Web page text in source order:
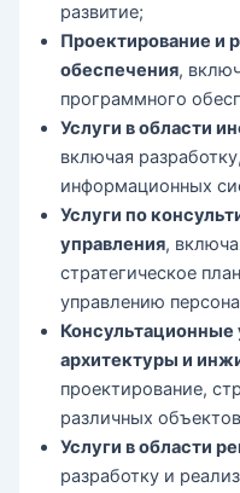
развитие;
Проектирование и
обеспечения,
программного
Услуги в области
включая
информационных
Услуги по
управления,
стратегическое
управлению
Консультационные
архитектуры и
проектирование,
различных
Услуги в области
разработку и